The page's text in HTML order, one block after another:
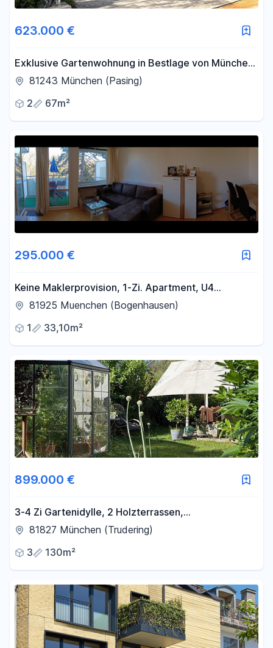
623.000 €
Exklusive Gartenwohnung in Bestlage von München-
Pasing - provisionsfrei
81243 München (Pasing)
2
67m²
295.000 €
Keine Maklerprovision, 1-Zi. Apartment, U4
Arabellapark
81925 Muenchen (Bogenhausen)
1
33,10m²
899.000 €
3-4 Zi Gartenidylle, 2 Holzterrassen,
Sommergarten, Pavillon,
81827 München (Trudering)
3
130m²